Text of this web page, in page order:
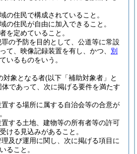
の住民で構成されていること。
の住民が自由に加入できること。
を定めていること。
の予防を目的として、公道等に常設
て、映像記録装置を有し、かつ、 別
いるものをいう。
対象となる者(以下「補助対象者」と
体であって、次に掲げる要件を満たす
する場所に属する自治会等の合意が
する土地、建物等の所有者等の許可
ける見込みがあること。
及び運用に関し、次に掲げる項目に
ること。